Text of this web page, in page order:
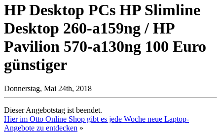
HP Desktop PCs HP Slimline
Desktop 260-a159ng / HP
Pavilion 570-a130ng 100 Euro
günstiger
Donnerstag, Mai 24th, 2018
Dieser Angebotstag ist beendet.
Hier im Otto Online Shop gibt es jede Woche neue Laptop-
Angebote zu entdecken »